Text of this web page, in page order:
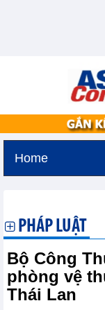
Home
PHÁP LUẬT
Bộ Công
phòng vệ
Thái Lan